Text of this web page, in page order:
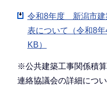
令和8年度 新潟市建
表について（令和8
KB）
※公共建築工事関係積
連絡協議会の詳細につ